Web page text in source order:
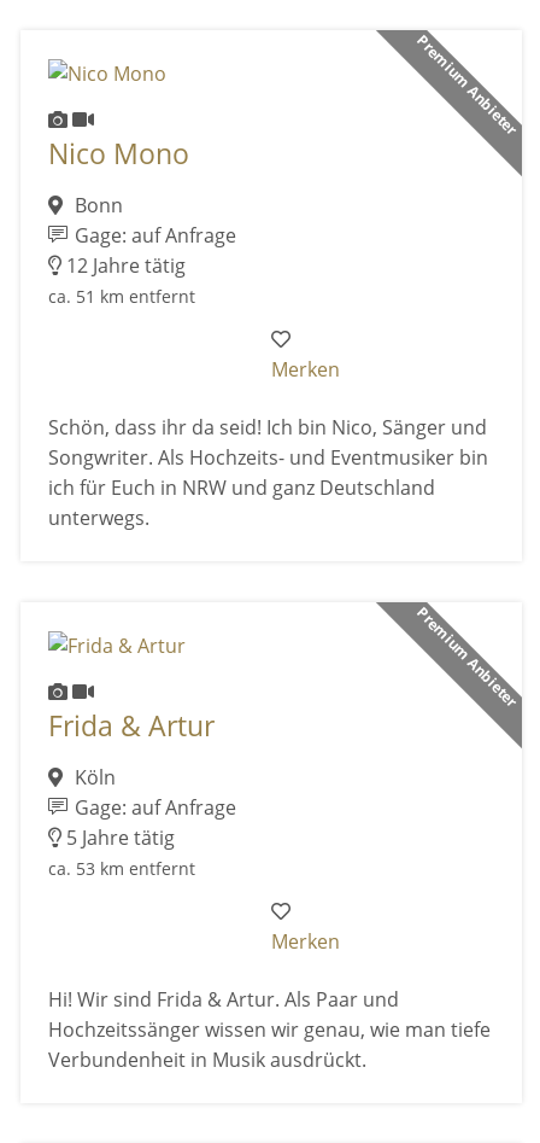
Premium Anbieter
Nico Mono
Bonn
Gage: auf Anfrage
12 Jahre tätig
ca. 51 km entfernt
Merken
Schön, dass ihr da seid! Ich bin Nico, Sänger und
Songwriter. Als Hochzeits- und Eventmusiker bin
ich für Euch in NRW und ganz Deutschland
unterwegs.
Premium Anbieter
Frida & Artur
Köln
Gage: auf Anfrage
5 Jahre tätig
ca. 53 km entfernt
Merken
Hi! Wir sind Frida & Artur. Als Paar und
Hochzeitssänger wissen wir genau, wie man tiefe
Verbundenheit in Musik ausdrückt.